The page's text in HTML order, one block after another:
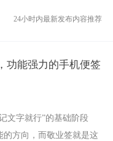
24小时内最新发布内容推荐
功能强力的手机便签
文字就行”的基础阶段
方向，而敬业签就是这